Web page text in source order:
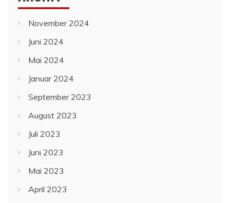
November 2024
Juni 2024
Mai 2024
Januar 2024
September 2023
August 2023
Juli 2023
Juni 2023
Mai 2023
April 2023